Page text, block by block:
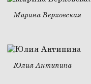
Марина Верховская
Юлия Антипина